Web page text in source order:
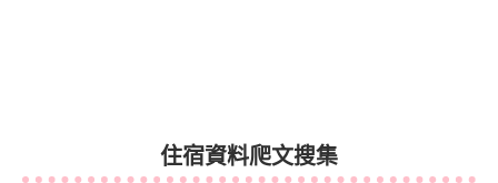
住宿資料爬文搜集